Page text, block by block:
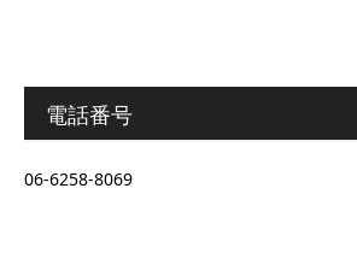
電話番号
06-6258-8069